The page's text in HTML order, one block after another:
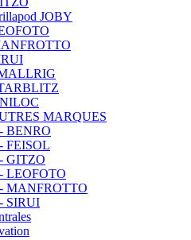
JOBY
MARQUES
BENRO
FEISOL
GITZO
LEOFOTO
MANFROTTO
SIRUI